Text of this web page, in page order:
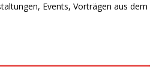
Events, Vorträgen aus dem